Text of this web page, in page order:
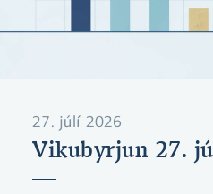
27. júlí 2026
Vikubyrjun 27.